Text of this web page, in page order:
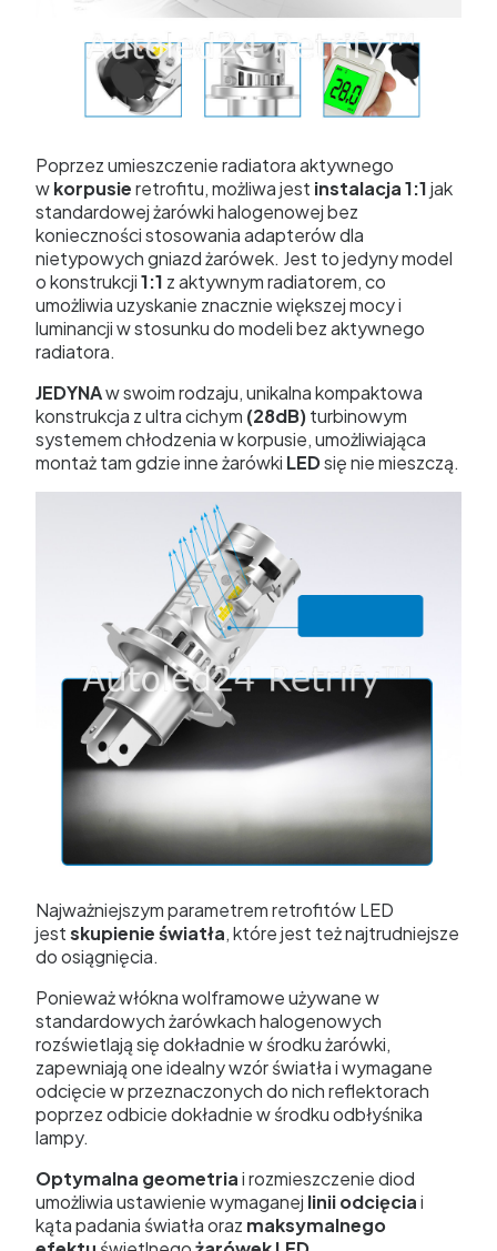
Poprzez umieszczenie radiatora aktywnego
wkorpusieretrofitu, możliwa jest instalacja 1:1jak
standardowej żarówki halogenowej bez
konieczności stosowania adapterów dla
nietypowych gniazd żarówek. Jest to jedyny model
o konstrukcji1:1 z aktywnym radiatorem, co
umożliwia uzyskanie znacznie większej mocy i
luminancji w stosunku do modeli bez aktywnego
radiatora.
JEDYNAw swoim rodzaju, unikalna kompaktowa
konstrukcja z ultra cichym (28dB)turbinowym
systemem chłodzenia w korpusie, umożliwiająca
montaż tam gdzie inne żarówki LEDsię nie mieszczą.
Najważniejszym parametrem retrofitów LED
jestskupienie światła, które jest też najtrudniejsze
do osiągnięcia.
Ponieważ włókna wolframowe używane w
standardowych żarówkach halogenowych
rozświetlają się dokładnie w środku żarówki,
zapewniają one idealny wzór światła i wymagane
odcięcie w przeznaczonych do nich reflektorach
poprzez odbicie dokładnie w środku odbłyśnika
lampy.
Optymalna geometriai rozmieszczenie diod
umożliwia ustawienie wymaganej linii odcięciai
kąta padania światła oraz maksymalnego